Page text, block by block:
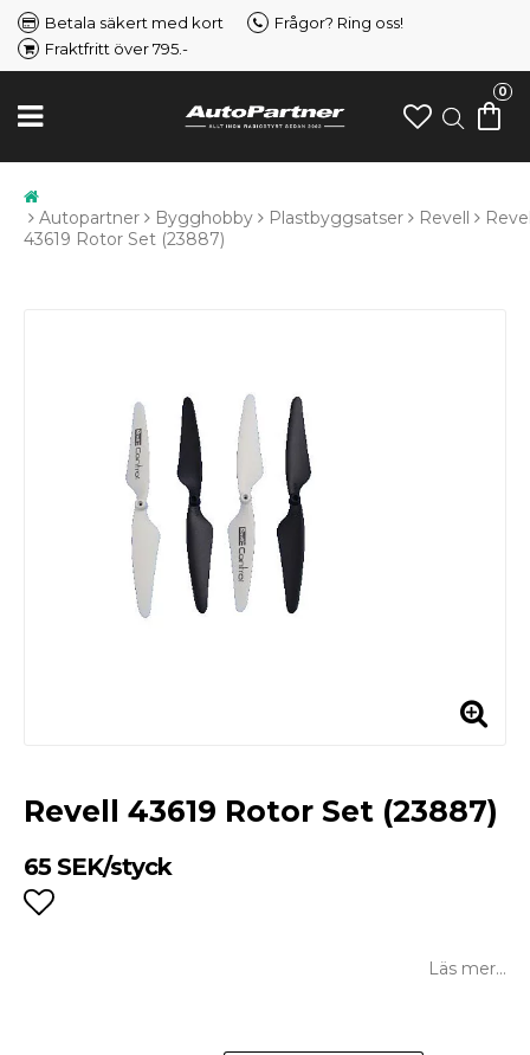
Betala säkert med kort
Frågor? Ring oss!
Fraktfritt över 795.-
0
Autopartner Bygghobby Plastbyggsatser Revell
43619 Rotor Set (23887)
Revell 43619 Rotor Set (23887)
65 SEK/styck
Läs mer...